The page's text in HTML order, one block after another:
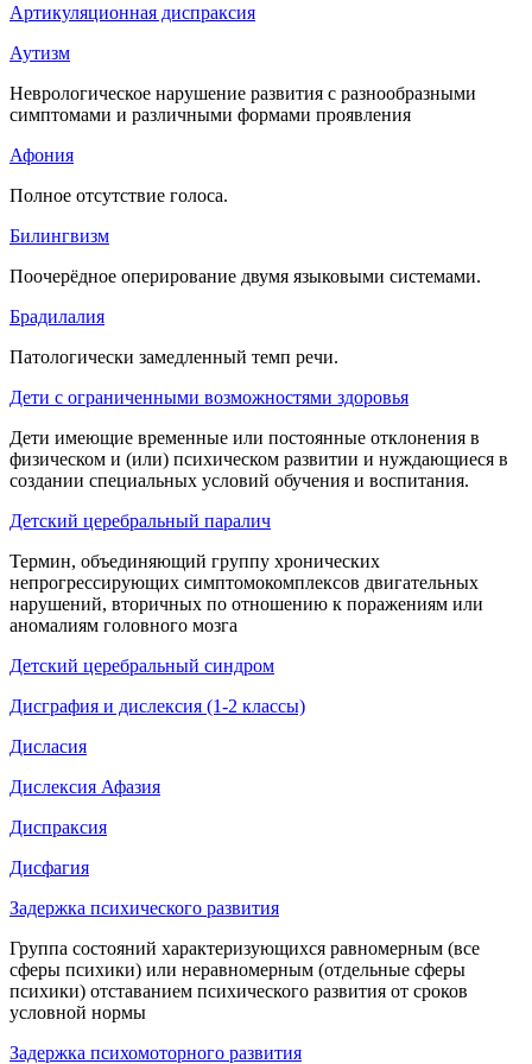
Артикуляционная диспраксия
Аутизм
Неврологическое нарушение развития с разнообразными
симптомами и различными формами проявления
Афония
Полное отсутствие голоса.
Билингвизм
Поочерёдное оперирование двумя языковыми системами.
Брадилалия
Патологически замедленный темп речи.
Дети с ограниченными возможностями здоровья
Дети имеющие временные или постоянные отклонения в
физическом и (или) психическом развитии и нуждающиеся в
создании специальных условий обучения и воспитания.
Детский церебральный паралич
Термин, объединяющий группу хронических
непрогрессирующих симптомокомплексов двигательных
нарушений, вторичных по отношению к поражениям или
аномалиям головного мозга
Детский церебральный синдром
Дисграфия и дислексия (1-2 классы)
Дисласия
Дислексия Афазия
Диспраксия
Дисфагия
Задержка психического развития
Группа состояний характеризующихся равномерным (все
сферы психики) или неравномерным (отдельные сферы
психики) отставанием психического развития от сроков
условной нормы
Задержка психомоторного развития